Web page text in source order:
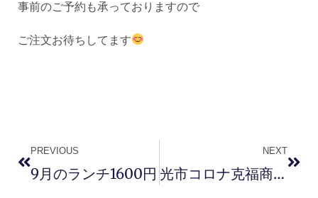
事前のご予約も承っておりますので
ご注文お待ちしてます
PREVIOUS
9月のランチ1600円
NEXT
光市コロナ克福商品券取扱店